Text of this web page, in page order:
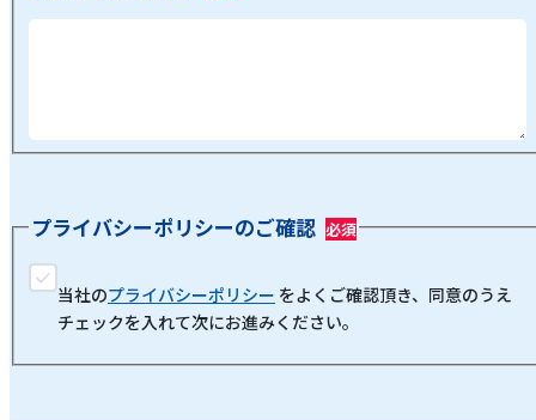
プライバシーポリシーのご確認
当社のプライバシーポリシー をよくご確認頂き、同意のうえ
チェックを入れて次にお進みください。